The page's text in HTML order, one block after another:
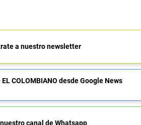
a nuestro newsletter
COLOMBIANO desde Google News
canal de Whatsapp